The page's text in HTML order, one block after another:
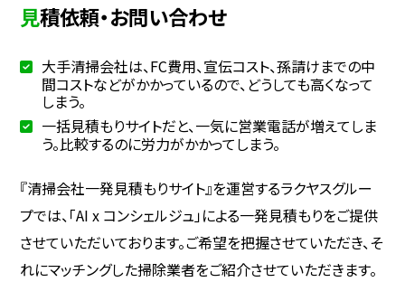
見積依頼・お問い合わせ
大手清掃会社は、FC費用、宣伝コスト、孫請けまでの中
間コストなどがかかっているので、どうしても高くなって
しまう。
一括見積もりサイトだと、一気に営業電話が増えてしま
う。比較するのに労力がかかってしまう。
『清掃会社一発見積もりサイト』を運営するラクヤスグルー
プでは、「AI x コンシェルジュ」による一発見積もりをご提供
させていただいております。ご希望を把握させていただき、そ
れにマッチングした掃除業者をご紹介させていただきます。